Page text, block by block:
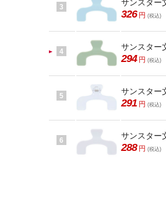
3 サンスター
326 円 (税込)
4 サンスター
294 円 (税込)
5 サンスター
291 円 (税込)
6 サンスター
288 円 (税込)